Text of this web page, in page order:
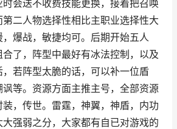
会送不收费技能更换，接着把召唤
二人物选择性相比主职业选择性大
爆战，敏捷均可。后期开始五人
了，阵型中最好有冰法控制，以及
若阵型太脆的话，可以补一位盾
等。资源方面主推主号，全部资源
，传世。雷霆，神翼，神盾，内功
强弱之分，大家都有自已对游戏的